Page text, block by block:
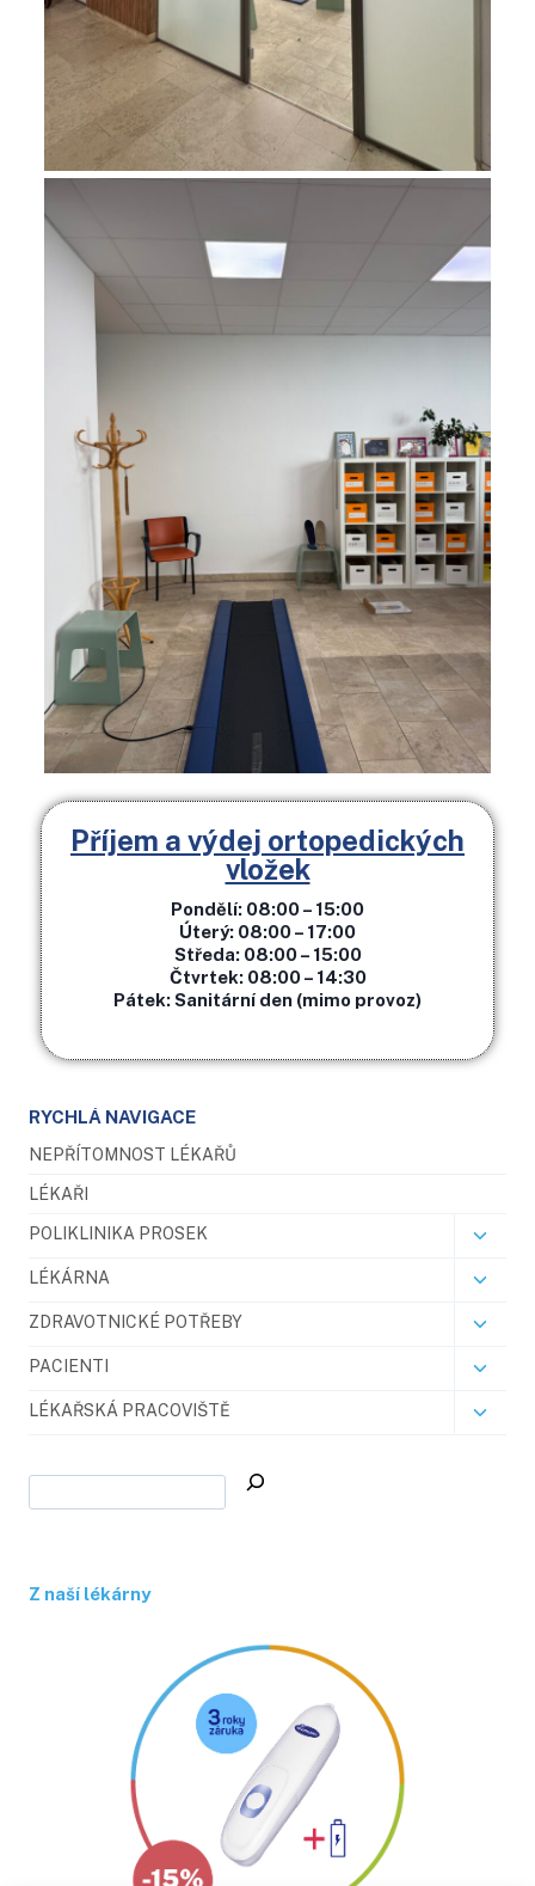
Příjem a výdej ortopedických
vložek
Pondělí: 08:00 – 15:00
Úterý: 08:00 – 17:00
Středa: 08:00 – 15:00
Čtvrtek: 08:00 – 14:30
Pátek: Sanitární den (mimo provoz)
RYCHLÁ NAVIGACE
NEPŘÍTOMNOST LÉKAŘŮ
LÉKAŘI
POLIKLINIKA PROSEK
LÉKÁRNA
ZDRAVOTNICKÉ POTŘEBY
PACIENTI
LÉKAŘSKÁ PRACOVIŠTĚ
Z naší lékárny